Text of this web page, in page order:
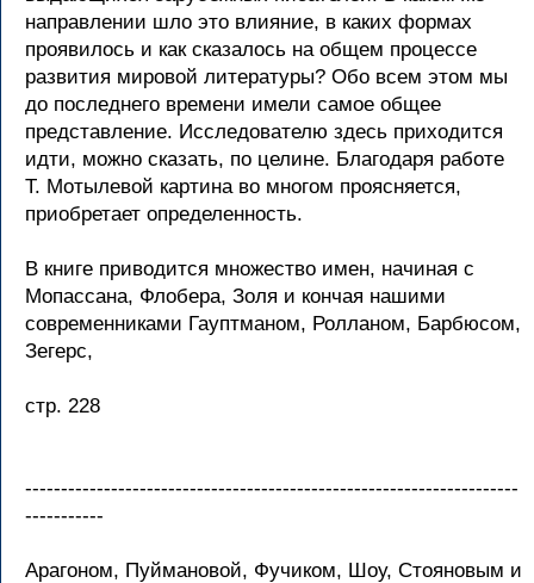
направлении шло это влияние, в каких формах
проявилось и как сказалось на общем процессе
развития мировой литературы? Обо всем этом мы
до последнего времени имели самое общее
представление. Исследователю здесь приходится
идти, можно сказать, по целине. Благодаря работе
Т. Мотылевой картина во многом проясняется,
приобретает определенность.
В книге приводится множество имен, начиная с
Мопассана, Флобера, Золя и кончая нашими
современниками Гауптманом, Ролланом, Барбюсом,
Зегерс,
стр. 228
---------------------------------------------------------------------
-----------
Арагоном, Пуймановой, Фучиком, Шоу, Стояновым и